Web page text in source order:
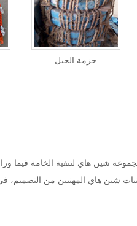
حزمة الحبل
شين هاي لتنقية الخامة
اللوجستيات شين هاي المهنيين من